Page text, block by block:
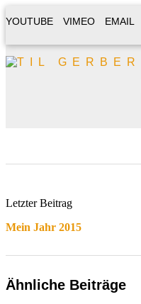
YOUTUBE VIMEO EMAIL
Letzter Beitrag
Mein Jahr 2015
Ähnliche Beiträge